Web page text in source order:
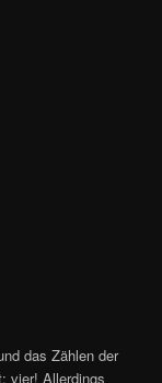
das Zählen der
vier! Allerdings